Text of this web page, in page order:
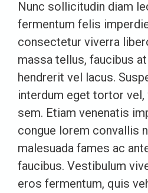
Nunc sollicitudin diam
fermentum felis
consectetur viverra
massa tellus, faucibus
hendrerit vel lacus.
interdum eget tortor
sem. Etiam venenatis
congue lorem convallis
malesuada fames ac
faucibus. Vestibulum
eros fermentum, quis